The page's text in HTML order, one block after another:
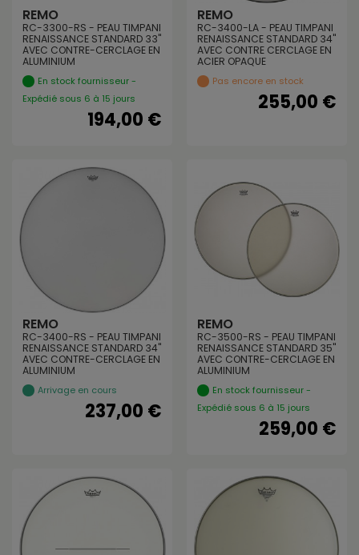
REMO
RC-3300-RS - PEAU TIMPANI
RENAISSANCE STANDARD 33"
AVEC CONTRE-CERCLAGE EN
ALUMINIUM
En stock fournisseur -
Expédié sous 6 à 15 jours
194,00 €
REMO
RC-3400-LA - PEAU TIMPANI
RENAISSANCE STANDARD 34"
AVEC CONTRE CERCLAGE EN
ACIER OPAQUE
Pas encore en stock
255,00 €
REMO
RC-3400-RS - PEAU TIMPANI
RENAISSANCE STANDARD 34"
AVEC CONTRE-CERCLAGE EN
ALUMINIUM
Arrivage en cours
237,00 €
REMO
RC-3500-RS - PEAU TIMPANI
RENAISSANCE STANDARD 35"
AVEC CONTRE-CERCLAGE EN
ALUMINIUM
En stock fournisseur -
Expédié sous 6 à 15 jours
259,00 €